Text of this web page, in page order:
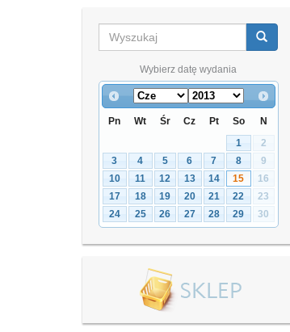
Wybierz datę wydania
Pn Wt Śr Cz Pt So
N
1
2
3
4 5 6 7 8
9
10
11 12 13 14 15
16
17
18 19 20 21 22
23
24
25 26 27 28 29 30